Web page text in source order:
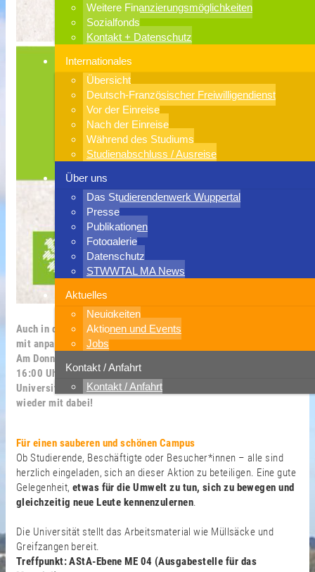
Weitere Finanzierungsmöglichkeiten
Sozialfonds
Kontakt + Datenschutz
Internationales
Übersicht
Deutsch-Französischer Freiwilligendienst
Vor der Einreise
Nach der Einreise
Während des Studiums
Studienabschluss / Ausreise
Über uns
Das Studierendenwerk Wuppertal
Presse
Publikationen
Fotogalerie
Datenschutz
STWWTAL MA News
Aktuelles
Neuigkeiten
Aktionen und Events
Jobs
Kontakt / Anfahrt
Kontakt / Anfahrt
Auch in diesem Jahr heißt es wieder: Ärmel hochkrempeln und
mit anpacken!
Am Donnerstag, den 13. November 2025, findet von 14:00 bis
16:00 Uhr der nächste Campus Clean-Up Day an der Bergischen
Universität Wuppertal statt – und das Studierendenwerk ist
wieder mit dabei!
Für einen sauberen und schönen Campus
Ob Studierende, Beschäftigte oder Besucher*innen – alle sind
herzlich eingeladen, sich an dieser Aktion zu beteiligen. Eine gute
Gelegenheit, etwas für die Umwelt zu tun, sich zu bewegen und
gleichzeitig neue Leute kennenzulernen.
Die Universität stellt das Arbeitsmaterial wie Müllsäcke und
Greifzangen bereit.
Treffpunkt: AStA-Ebene ME 04 (Ausgabestelle für das